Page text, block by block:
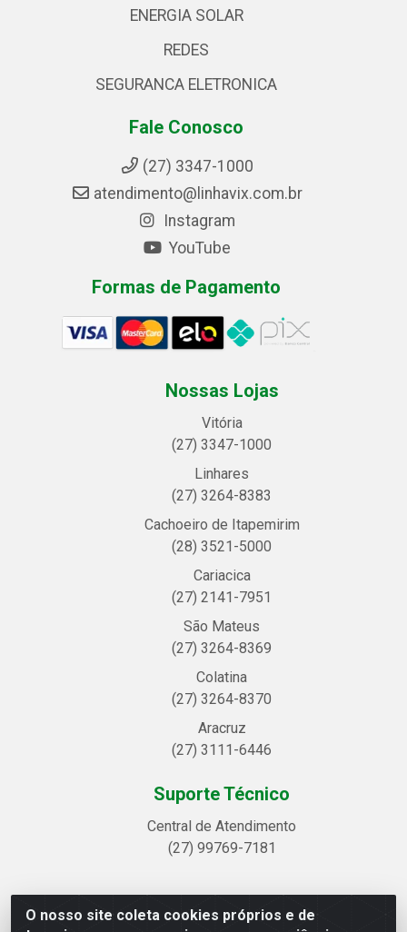
O nosso site coleta cookies próprios e de
ENERGIA SOLAR
REDES
SEGURANCA ELETRONICA
Fale Conosco
(27) 3347-1000
atendimento@linhavix.com.br
Instagram
YouTube
Formas de Pagamento
Nossas Lojas
Vitória
(27) 3347-1000
Linhares
(27) 3264-8383
Cachoeiro de Itapemirim
(28) 3521-5000
Cariacica
(27) 2141-7951
São Mateus
(27) 3264-8369
Colatina
(27) 3264-8370
Aracruz
(27) 3111-6446
Suporte Técnico
Central de Atendimento
(27) 99769-7181
Linhavix Distribuidora LTDA - Avenida Alegre, 2521 -